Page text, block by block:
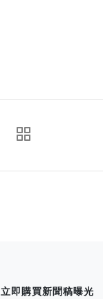
立即購買新聞稿曝光